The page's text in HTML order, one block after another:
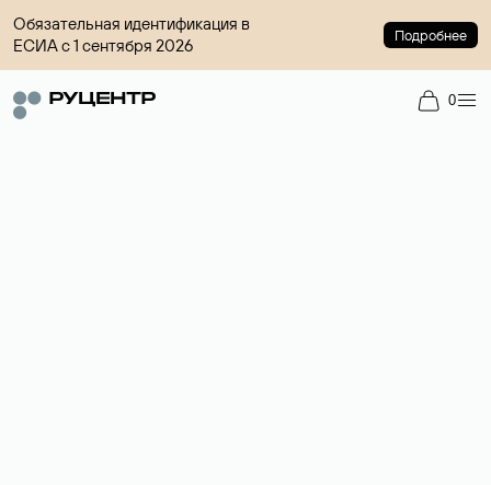
Обязательная идентификация в
ЕСИА с 1 сентября 2026
Подробнее
0